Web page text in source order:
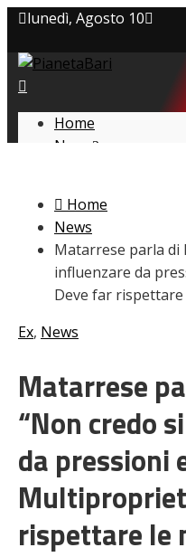
lunedì, Agosto 10
Privacy policy
Cookie Policy
Home
News
L’avversario
Giovanili
Le pagelle
Interviste
Focus
Calciomercato
Home
News
Matarrese parla di
influenzare da
Deve far rispettare
Ex, News
Matarrese
“Non credo
da pressioni
rispettare le